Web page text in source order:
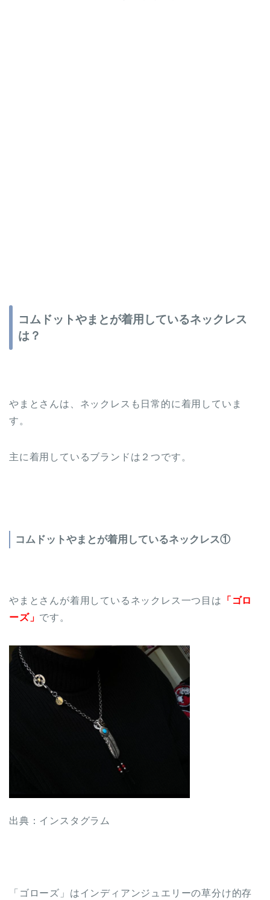
コムドットやまとが着用しているネックレス
は？
やまとさんは、ネックレスも日常的に着用していま
す。
主に着用しているブランドは２つです。
コムドットやまとが着用しているネックレス①
やまとさんが着用しているネックレス一つ目は
「ゴロ
ーズ」 です。
出典：インスタグラム
「ゴローズ」はインディアンジュエリーの草分け的存